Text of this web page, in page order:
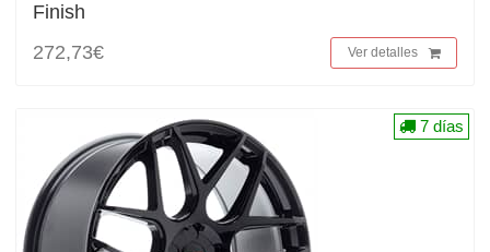
Finish
272,73€
Ver detalles
7 días